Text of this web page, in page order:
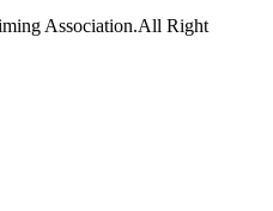
Association.All Right